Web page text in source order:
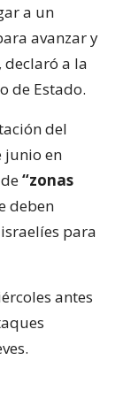
a un
avanzar y
declaró a la
de Estado.
del
junio en
“zonas
deben
para
antes